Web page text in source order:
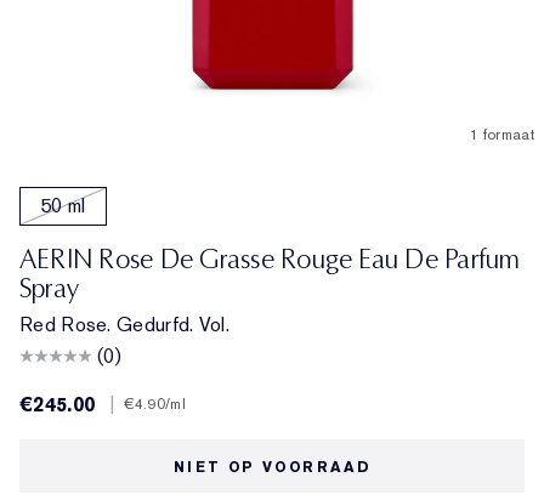
1 formaat
50 ml
AERIN Rose De Grasse Rouge Eau De Parfum
Spray
Red Rose. Gedurfd. Vol.
(0)
€245.00
€4.90/ml
NIET OP VOORRAAD